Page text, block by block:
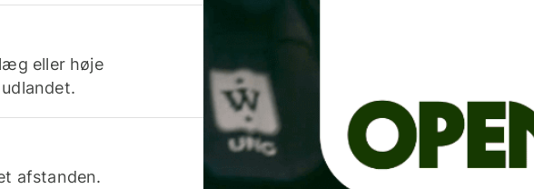
eller høje
afstanden.